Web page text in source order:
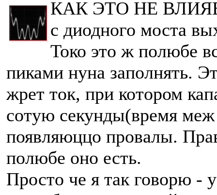
КАК ЭТО НЕ
с диодного моста
Токо это ж полюбе
пиками нуна заполнять.
жрет ток, при котором
сотую секунды(время
появляюццо провалы.
полюбе оно есть.
Просто че я так говорю -